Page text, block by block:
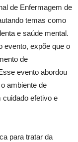
de Enfermagem de
temas como
e saúde mental.
evento, expõe que o
de
evento abordou
ambiente de
cuidado efetivo e
para tratar da